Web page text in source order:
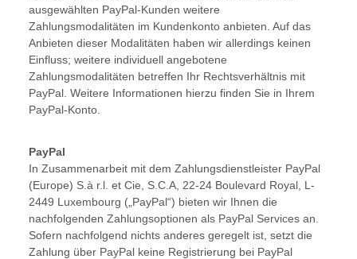
ausgewählten PayPal-Kunden weitere
Zahlungsmodalitäten im Kundenkonto anbieten. Auf das
Anbieten dieser Modalitäten haben wir allerdings keinen
Einfluss; weitere individuell angebotene
Zahlungsmodalitäten betreffen Ihr Rechtsverhältnis mit
PayPal. Weitere Informationen hierzu finden Sie in Ihrem
PayPal-Konto.
PayPal
In Zusammenarbeit mit dem Zahlungsdienstleister PayPal
(Europe) S.à r.l. et Cie, S.C.A, 22-24 Boulevard Royal, L-
2449 Luxembourg („PayPal“) bieten wir Ihnen die
nachfolgenden Zahlungsoptionen als PayPal Services an.
Sofern nachfolgend nichts anderes geregelt ist, setzt die
Zahlung über PayPal keine Registrierung bei PayPal